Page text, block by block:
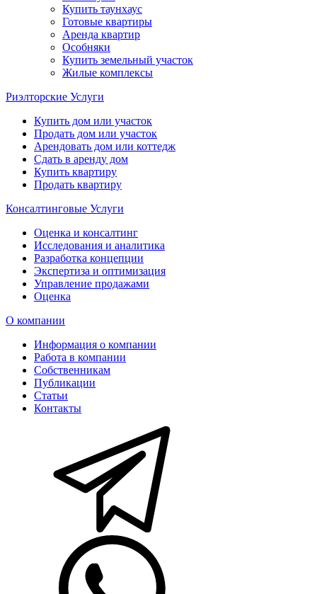
Купить таунхаус
Готовые квартиры
Аренда квартир
Особняки
Купить земельный участок
Жилые комплексы
Риэлторские Услуги
Купить дом или участок
Продать дом или участок
Арендовать дом или коттедж
Сдать в аренду дом
Купить квартиру
Продать квартиру
Консалтинговые Услуги
Оценка и консалтинг
Исследования и аналитика
Разработка концепции
Экспертиза и оптимизация
Управление продажами
Оценка
О компании
Информация о компании
Работа в компании
Собственникам
Публикации
Статьи
Контакты